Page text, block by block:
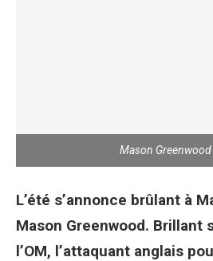
Mason Greenwood
L’été s’annonce brûlant à
Mason Greenwood. Brillant
l’OM, l’attaquant anglais